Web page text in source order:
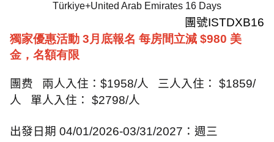
Türkiye+United Arab Emirates 16 Days
團號ISTDXB16
獨家優惠活動 3月底報名 每房間立減 $980 美
金，名額有限
團费 兩人入住： $1958/人 三人入住： $1859/
人
單人入住： $2798/人
出發日期 04/01/2026-03/31/2027 ：週三